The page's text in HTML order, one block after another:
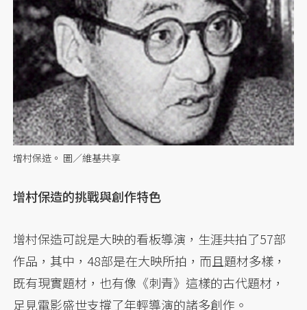
增村保造。 圖／維基共享
增村保造的挑戰與創作特色
增村保造可說是大映的看板導演，生涯共拍了57部
作品，其中，48部是在大映所拍，而且題材多樣，
既有現實題材，也有像《刺青》這樣的古代題材，
足見電影盛世支撐了年輕導演的諸多創作。